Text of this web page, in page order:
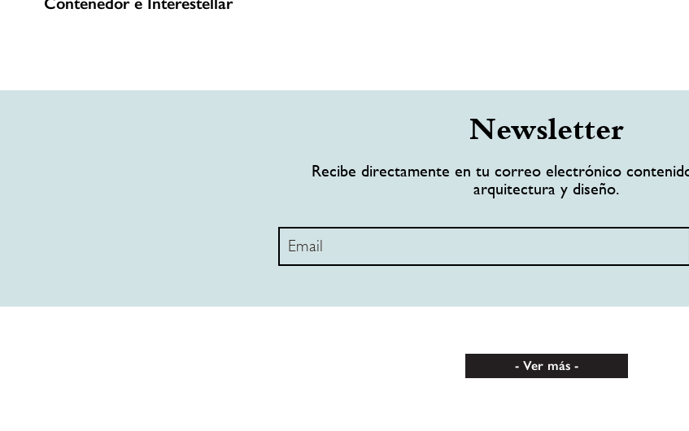
Newsletter
Recibe directamente en tu correo electrónico
arquitectura y diseño.
Ver más